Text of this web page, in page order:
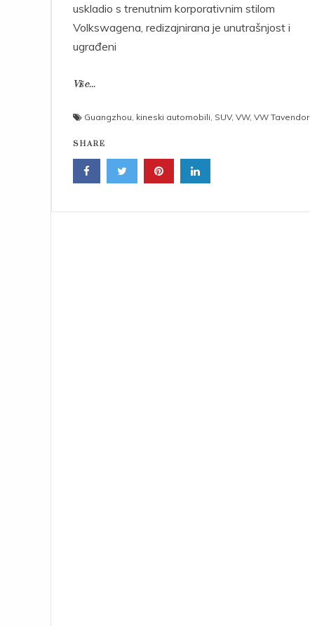
uskladio s trenutnim korporativnim stilom
Volkswagena, redizajnirana je unutrašnjost i
ugrađeni
Više...
Guangzhou kineski automobili SUV, VW, VW Tavendor
SHARE